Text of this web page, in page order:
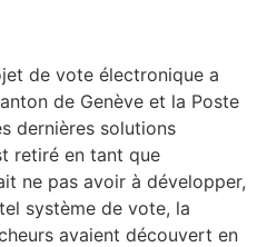
de vote électronique a
de Genève et la Poste
dernières solutions
retiré en tant que
ne pas avoir à développer,
système de vote, la
avaient découvert en